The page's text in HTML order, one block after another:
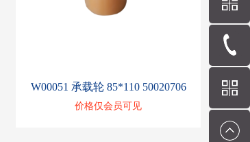
W00051 承载轮 85*110 50020706
价格仅会员可见